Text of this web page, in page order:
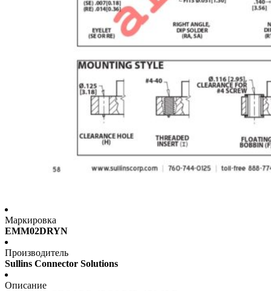
Маркировка
EMM02DRYN
Производитель
Sullins Connector Solutions
Описание